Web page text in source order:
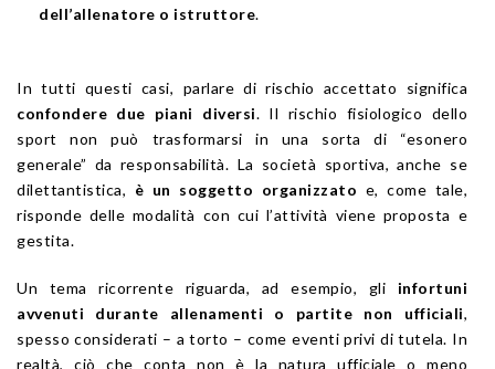
dell’allenatore o istruttore.
In tutti questi casi, parlare di rischio accettato significa
confondere due piani diversi. Il rischio fisiologico dello
sport non può trasformarsi in una sorta di “esonero
generale” da responsabilità. La società sportiva, anche se
dilettantistica, è un soggetto organizzato e, come tale,
risponde delle modalità con cui l’attività viene proposta e
gestita.
Un tema ricorrente riguarda, ad esempio, gli infortuni
avvenuti durante allenamenti o partite non ufficiali,
spesso considerati – a torto – come eventi privi di tutela. In
realtà, ciò che conta non è la natura ufficiale o meno